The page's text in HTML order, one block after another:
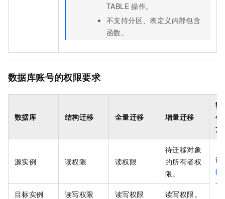
TABLE 操作。
不支持分区、表定义内部包含
函数。
数据库账号的权限要求
数据库 结构迁移 全量迁移 增量迁移
数
创
方
源实例 读权限 读权限
待迁移对象
的所有者权
限。
请
数
号
目标实例
读写权限 读写权限 读写权限。